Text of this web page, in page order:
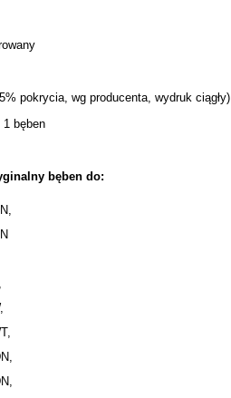
pokrycia, wg producenta, wydruk ciągły)
1 bęben
bęben do: